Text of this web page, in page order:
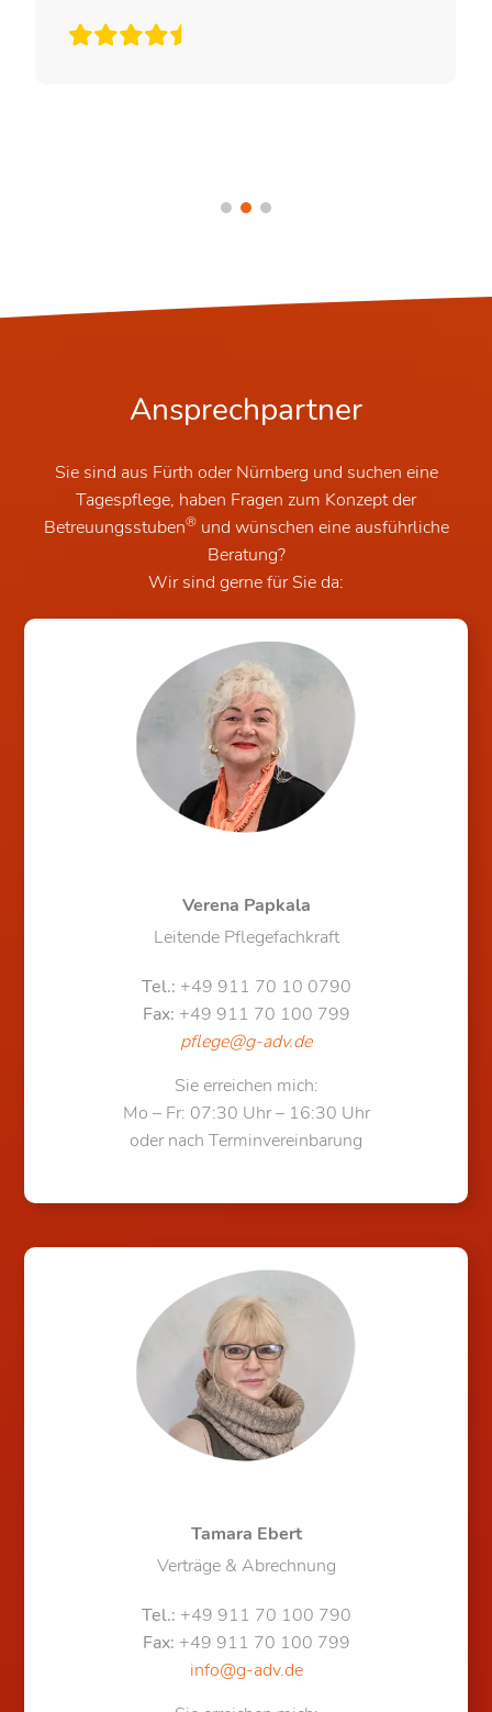
Ansprechpartner
Sie sind aus Fürth oder Nürnberg und suchen eine
Tagespflege, haben Fragen zum Konzept der
Betreuungsstuben®und wünschen eine ausführliche
Beratung?
Wir sind gerne für Sie da:
Verena Papkala
Leitende Pflegefachkraft
Tel.: +49 911 70 10 0790
Fax: +49 911 70 100 799
pflege@g-adv.de
Sie erreichen mich:
Mo – Fr: 07:30 Uhr – 16:30 Uhr
oder nach Terminvereinbarung
Tamara Ebert
Verträge & Abrechnung
Tel.: +49 911 70 100 790
Fax: +49 911 70 100 799
info@g-adv.de